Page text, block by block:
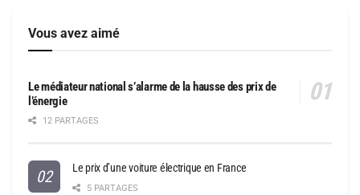
Vous avez aimé
Le médiateur national s’alarme de la hausse des prix de
l’énergie
12 PARTAGES
Le prix d’une voiture électrique en France
5 PARTAGES